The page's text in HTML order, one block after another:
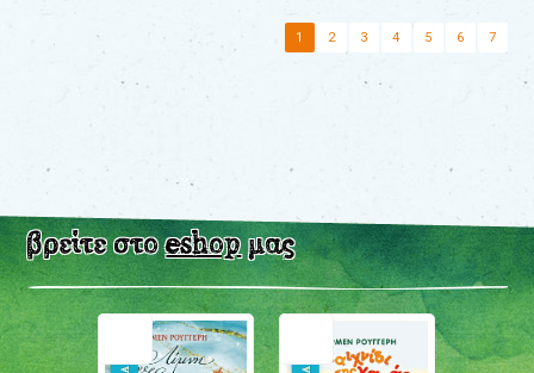
1 2 3 4 5 6 7
βρείτε στοeshopμας